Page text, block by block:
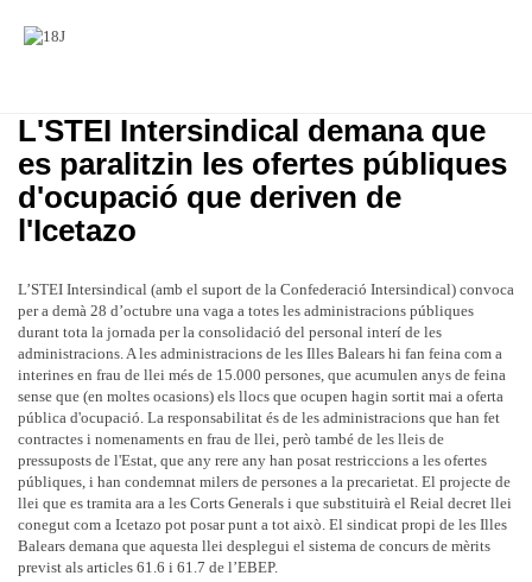
L'STEI Intersindical demana que
es paralitzin les ofertes públiques
d'ocupació que deriven de
l'Icetazo
L’STEI Intersindical (amb el suport de la Confederació Intersindical) convoca
per a demà 28 d’octubre una vaga a totes les administracions públiques
durant tota la jornada per la consolidació del personal interí de les
administracions. A les administracions de les Illes Balears hi fan feina com a
interines en frau de llei més de 15.000 persones, que acumulen anys de feina
sense que (en moltes ocasions) els llocs que ocupen hagin sortit mai a oferta
pública d'ocupació. La responsabilitat és de les administracions que han fet
contractes i nomenaments en frau de llei, però també de les lleis de
pressuposts de l'Estat, que any rere any han posat restriccions a les ofertes
públiques, i han condemnat milers de persones a la precarietat. El projecte de
llei que es tramita ara a les Corts Generals i que substituirà el Reial decret llei
conegut com a Icetazo pot posar punt a tot això. El sindicat propi de les Illes
Balears demana que aquesta llei desplegui el sistema de concurs de mèrits
previst als articles 61.6 i 61.7 de l’EBEP.